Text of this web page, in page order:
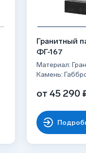
Гранитный
ФГ-167
Материал:
Камень:
от 45 290